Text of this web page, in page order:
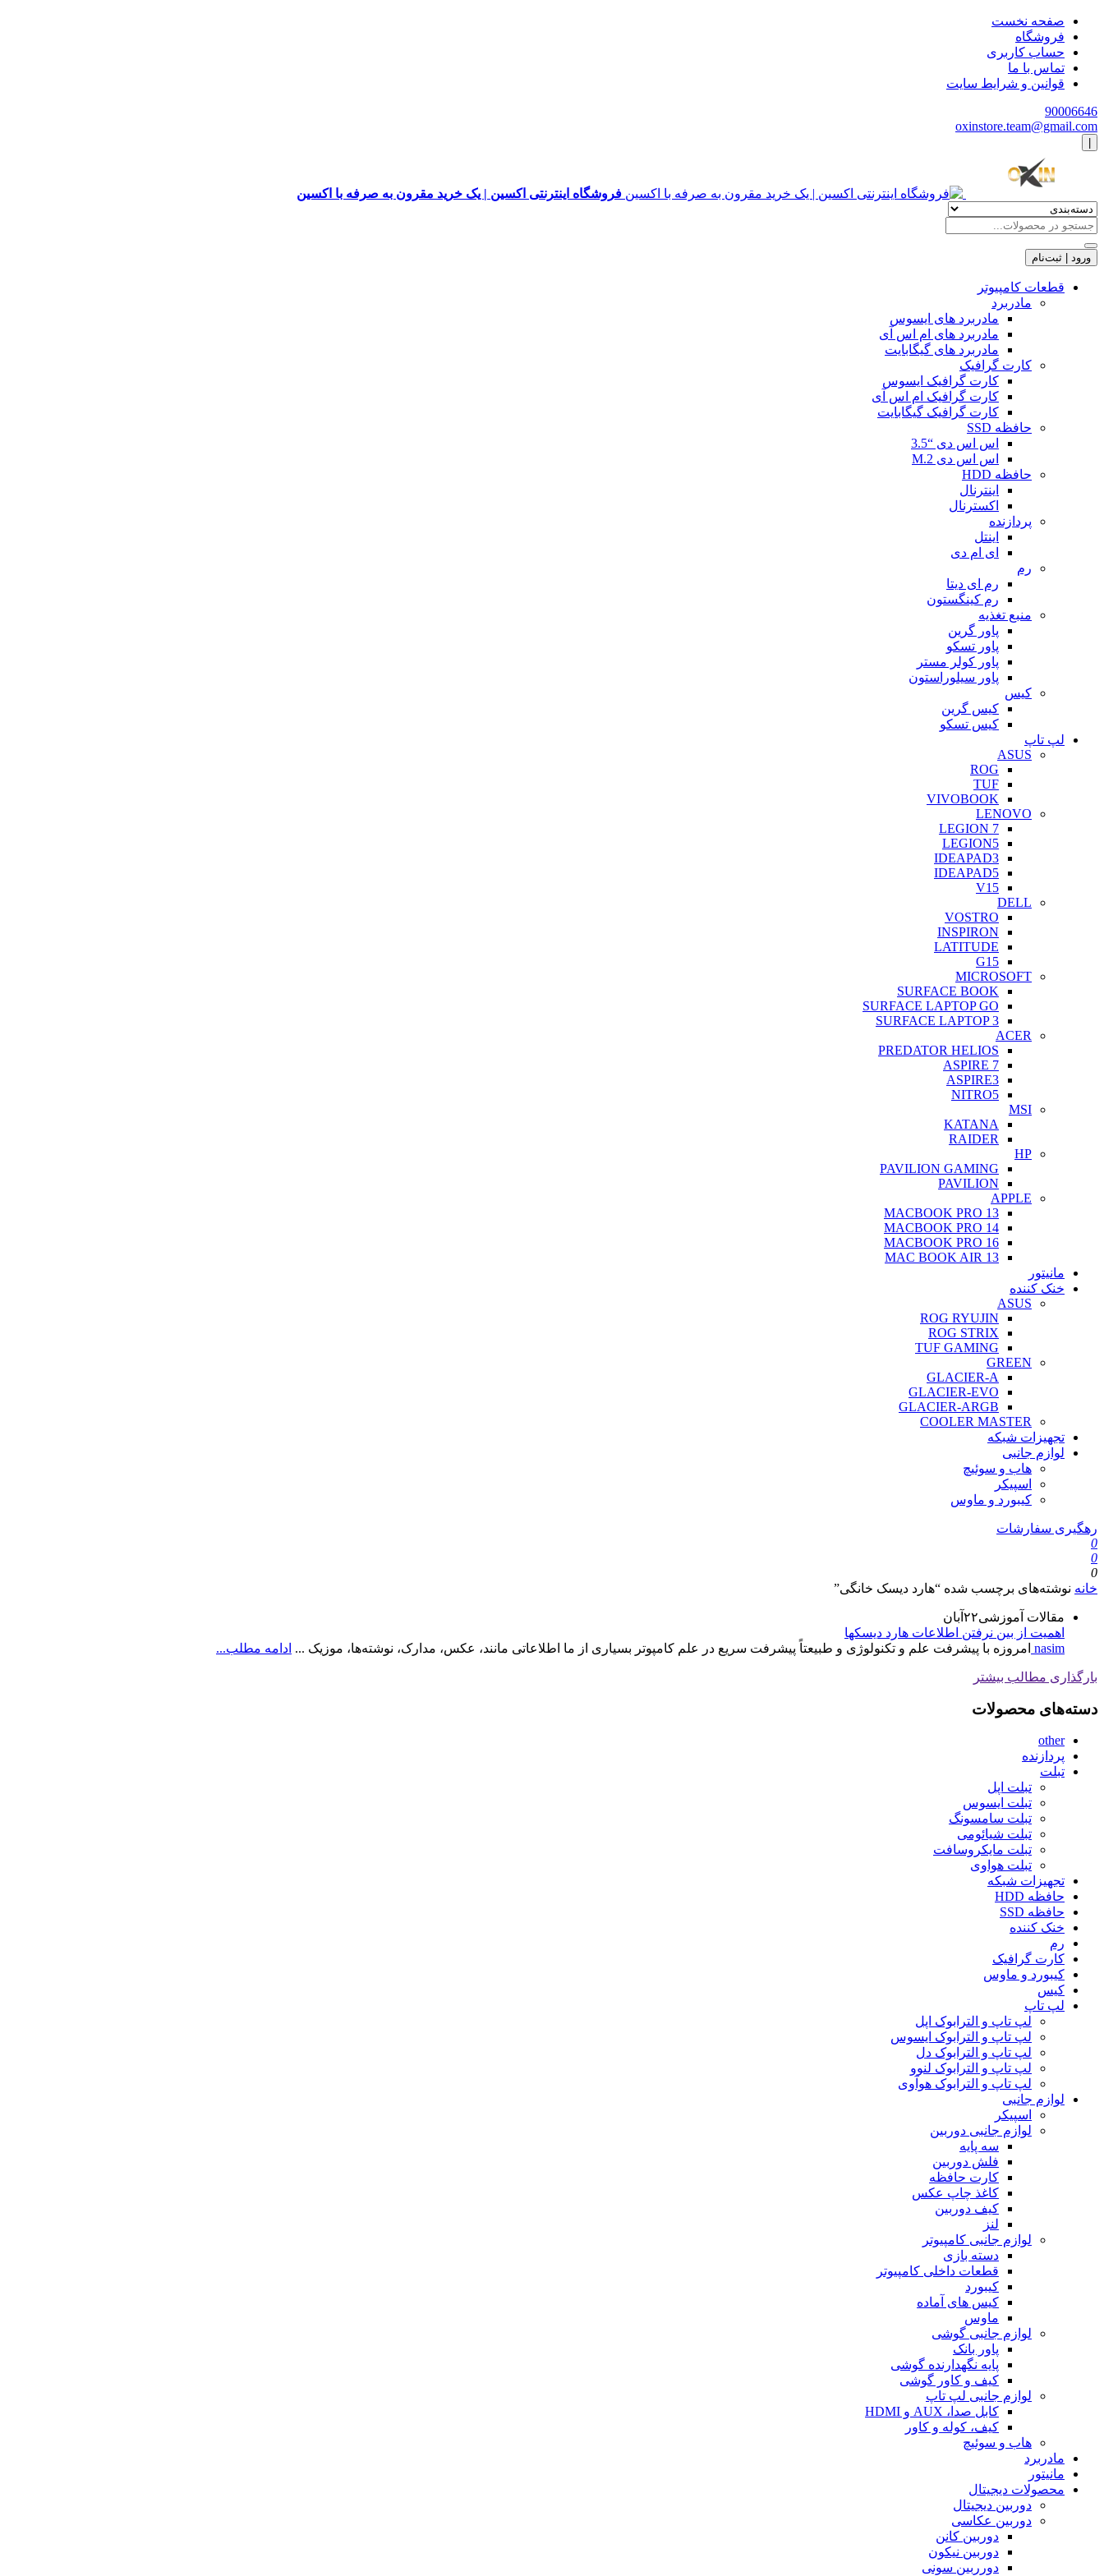
صفحه نخست
فروشگاه
حساب کاربری
تماس با ما
قوانین و شرایط سایت
90006646
oxinstore.team@gmail.com
فروشگاه اینترنتی اکسین | یک خرید مقرون به صرفه با اکسین
ورود | ثبت‌نام
قطعات کامپیوتر
مادربرد
مادربرد های ایسوس
مادربرد های ام اس آی
مادربرد های گیگابایت
کارت گرافیک
کارت گرافیک ایسوس
کارت گرافیک ام اس آی
کارت گرافیک گیگابایت
حافظه SSD
اس اس دی “3.5
اس اس دی M.2
حافظه HDD
اینترنال
اکسترنال
پردازنده
اینتل
ای ام دی
رم
رم ای دیتا
رم کینگستون
منبع تغذیه
پاور گرین
پاور تسکو
پاور کولر مستر
پاور سیلوراستون
کیس
کیس گرین
کیس تسکو
لپ تاپ
ASUS
ROG
TUF
VIVOBOOK
LENOVO
LEGION 7
LEGION5
IDEAPAD3
IDEAPAD5
V15
DELL
VOSTRO
INSPIRON
LATITUDE
G15
MICROSOFT
SURFACE BOOK
SURFACE LAPTOP GO
SURFACE LAPTOP 3
ACER
PREDATOR HELIOS
ASPIRE 7
ASPIRE3
NITRO5
MSI
KATANA
RAIDER
HP
PAVILION GAMING
PAVILION
APPLE
MACBOOK PRO 13
MACBOOK PRO 14
MACBOOK PRO 16
MAC BOOK AIR 13
مانیتور
خنک کننده
ASUS
ROG RYUJIN
ROG STRIX
TUF GAMING
GREEN
GLACIER-A
GLACIER-EVO
GLACIER-ARGB
COOLER MASTER
تجهیزات شبکه
لوازم جانبی
هاب و سوئیچ
اسپیکر
کیبورد و ماوس
رهگیری سفارشات
0
0
0
خانه نوشته‌های برچسب شده “هارد دیسک خانگی”
مقالات آموزشی۲۲ آبان
اهمیت از بین نرفتن اطلاعات هارد دیسکها
nasim امروزه با پیشرفت علم و تکنولوژی و طبیعتاً پیشرفت سریع در علم کامپوتر بسیاری از ما اطلاعاتی مانند، عکس، مدارک، نوشته‌ها، موزیک ... ادامه مطلب...
بارگذاری مطالب بیشتر
دسته‌های محصولات
other
پردازنده
تبلت
تبلت اپل
تبلت ایسوس
تبلت سامسونگ
تبلت شیائومی
تبلت مایکروسافت
تبلت هواوی
تجهیزات شبکه
حافظه HDD
حافظه SSD
خنک کننده
رم
کارت گرافیک
کیبورد و ماوس
کیس
لپ تاپ
لپ تاپ و الترابوک اپل
لپ تاپ و الترابوک ایسوس
لپ تاپ و الترابوک دل
لپ تاپ و الترابوک لنوو
لپ تاپ و الترابوک هوآوی
لوازم جانبی
اسپیکر
لوازم جانبی دوربین
سه پایه
فلش دوربین
کارت حافظه
کاغذ چاپ عکس
کیف دوربین
لنز
لوازم جانبی کامپیوتر
دسته بازی
قطعات داخلی کامپیوتر
کیبورد
کیس های آماده
ماوس
لوازم جانبی گوشی
پاور بانک
پایه نگهدارنده گوشی
کیف و کاور گوشی
لوازم جانبی لپ تاپ
کابل صدا، AUX و HDMI
کیف، کوله و کاور
هاب و سوئیچ
مادربرد
مانیتور
محصولات دیجیتال
دوربین دیجیتال
دوربین عکاسی
دوربین کانن
دوربین نیکون
دورربین سونی